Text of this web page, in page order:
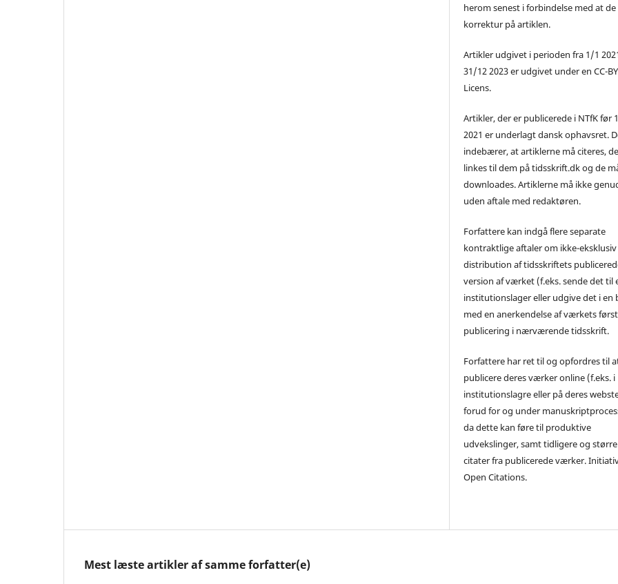
herom senest i forbindelse med at
korrektur på artiklen.
Artikler udgivet i perioden fra 1/1
31/12 2023 er udgivet under en CC-
Licens.
Artikler, der er publicerede i NTfK før
2021 er underlagt dansk ophavsret.
indebærer, at artiklerne må citeres,
linkes til dem på tidsskrift.dk og de
downloades. Artiklerne må ikke
uden aftale med redaktøren.
Forfattere kan indgå flere separate
kontraktlige aftaler om ikke-eksklusiv
distribution af tidsskriftets
version af værket (f.eks. sende det til
institutionslager eller udgive det i en
med en anerkendelse af værkets
publicering i nærværende tidsskrift.
Forfattere har ret til og opfordres til
publicere deres værker online (f.eks. i
institutionslagre eller på deres
forud for og under
da dette kan føre til produktive
udvekslinger, samt tidligere og større
citater fra publicerede værker.
Open Citations.
Mest læste artikler af samme forfatter(e)